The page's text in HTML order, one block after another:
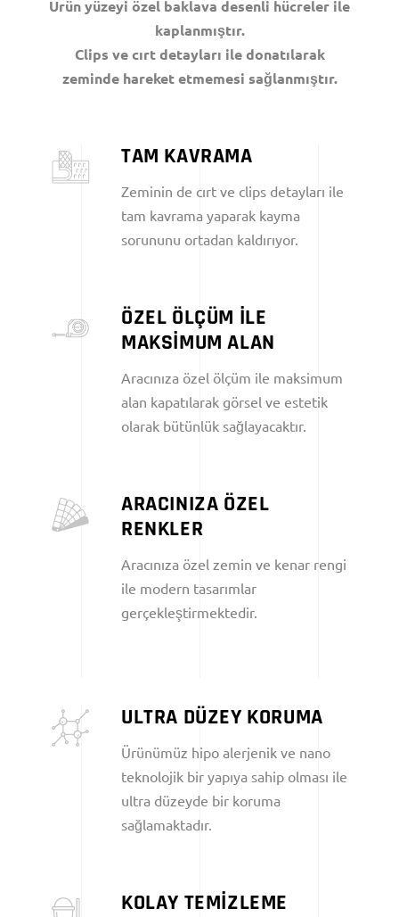
Ürün yüzeyi özel baklava desenli hücreler ile
kaplanmıştır.
Clips ve cırt detayları ile donatılarak
zeminde hareket etmemesi sağlanmıştır.
TAM KAVRAMA
Zeminin de cırt ve clips detayları ile
tam kavrama yaparak kayma
sorununu ortadan kaldırıyor.
ÖZEL ÖLÇÜM İLE
MAKSİMUM ALAN
Aracınıza özel ölçüm ile maksimum
alan kapatılarak görsel ve estetik
olarak bütünlük sağlayacaktır.
ARACINIZA ÖZEL
RENKLER
Aracınıza özel zemin ve kenar rengi
ile modern tasarımlar
gerçekleştirmektedir.
ULTRA DÜZEY KORUMA
Ürünümüz hipo alerjenik ve nano
teknolojik bir yapıya sahip olması ile
ultra düzeyde bir koruma
sağlamaktadır.
KOLAY TEMİZLEME